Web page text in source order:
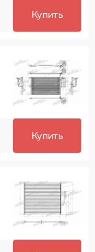
Купить
Купить